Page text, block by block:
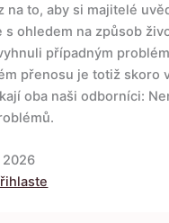
na to, aby si majitelé
s ohledem na způsob
případným
přenosu je totiž skoro
oba naši odborníci:
2026